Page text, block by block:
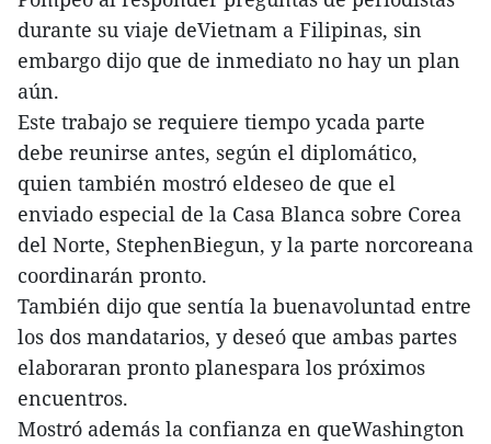
durante su viaje deVietnam a Filipinas, sin
embargo dijo que de inmediato no hay un plan
aún.
Este trabajo se requiere tiempo ycada parte
debe reunirse antes, según el diplomático,
quien también mostró eldeseo de que el
enviado especial de la Casa Blanca sobre Corea
del Norte, StephenBiegun, y la parte norcoreana
coordinarán pronto.
También dijo que sentía la buenavoluntad entre
los dos mandatarios, y deseó que ambas partes
elaboraran pronto planespara los próximos
encuentros.
Mostró además la confianza en queWashington